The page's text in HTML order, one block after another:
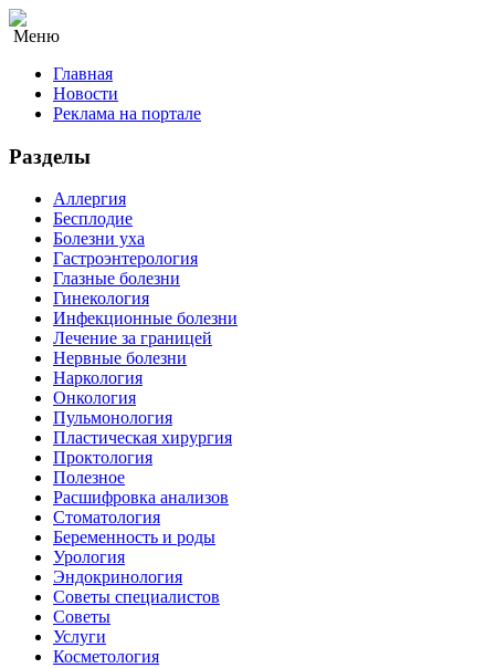
Меню
Главная
Новости
Реклама на портале
Разделы
Аллергия
Бесплодие
Болезни уха
Гастроэнтерология
Глазные болезни
Гинекология
Инфекционные болезни
Лечение за границей
Нервные болезни
Наркология
Онкология
Пульмонология
Пластическая хирургия
Проктология
Полезное
Расшифровка анализов
Стоматология
Беременность и роды
Урология
Эндокринология
Советы специалистов
Советы
Услуги
Косметология